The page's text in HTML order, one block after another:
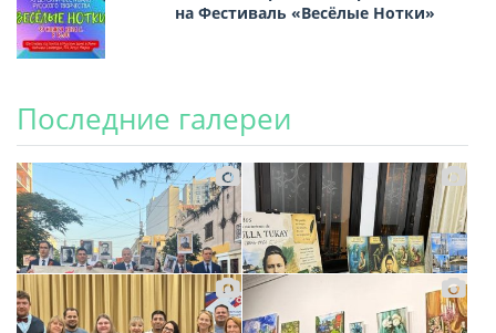
на Фестиваль «Весёлые Нотки»
Последние галереи